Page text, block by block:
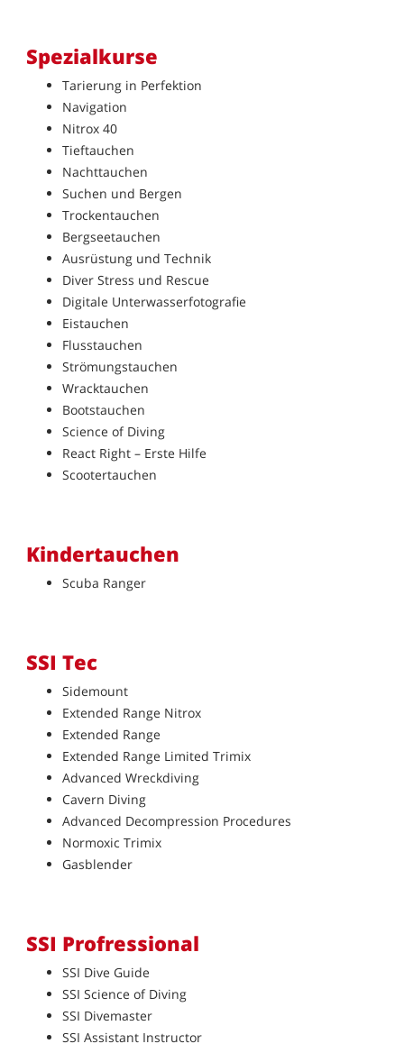
Spezialkurse
Tarierung in Perfektion
Navigation
Nitrox 40
Tieftauchen
Nachttauchen
Suchen und Bergen
Trockentauchen
Bergseetauchen
Ausrüstung und Technik
Diver Stress und Rescue
Digitale Unterwasserfotografie
Eistauchen
Flusstauchen
Strömungstauchen
Wracktauchen
Bootstauchen
Science of Diving
React Right – Erste Hilfe
Scootertauchen
Kindertauchen
Scuba Ranger
SSI Tec
Sidemount
Extended Range Nitrox
Extended Range
Extended Range Limited Trimix
Advanced Wreckdiving
Cavern Diving
Advanced Decompression Procedures
Normoxic Trimix
Gasblender
SSI Profressional
SSI Dive Guide
SSI Science of Diving
SSI Divemaster
SSI Assistant Instructor